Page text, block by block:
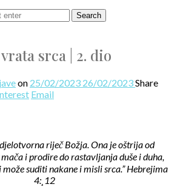
srca | 2. dio
on 25/02/2023 26/02/2023Share
Email
riječ Božja. Ona je oštrija od
i prodire do rastavljanja duše i duha,
suditi nakane i misli srca.” Hebrejima
4:¸12